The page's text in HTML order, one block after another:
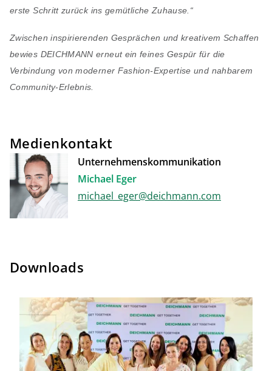
erste Schritt zurück ins gemütliche Zuhause.“
Zwischen inspirierenden Gesprächen und kreativem Schaffen
bewies DEICHMANN erneut ein feines Gespür für die
Verbindung von moderner Fashion-Expertise und nahbarem
Community-Erlebnis.
Medienkontakt
Unternehmenskommunikation
Michael Eger
michael_eger@deichmann.com
Downloads